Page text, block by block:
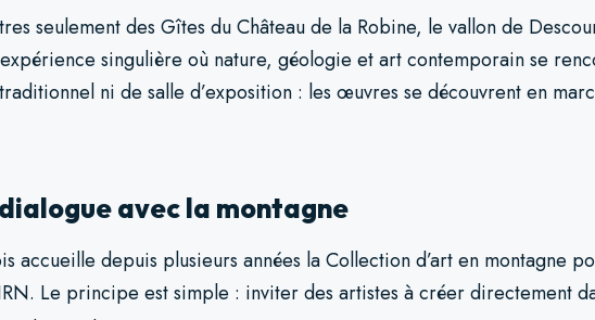
seulement des Gîtes du Château de la Robine, le vallon de
singulière où nature, géologie et art contemporain se
ni de salle d’exposition : les œuvres se découvrent en
avec la montagne
accueille depuis plusieurs années la Collection d’art en montagne
Le principe est simple : inviter des artistes à créer directement